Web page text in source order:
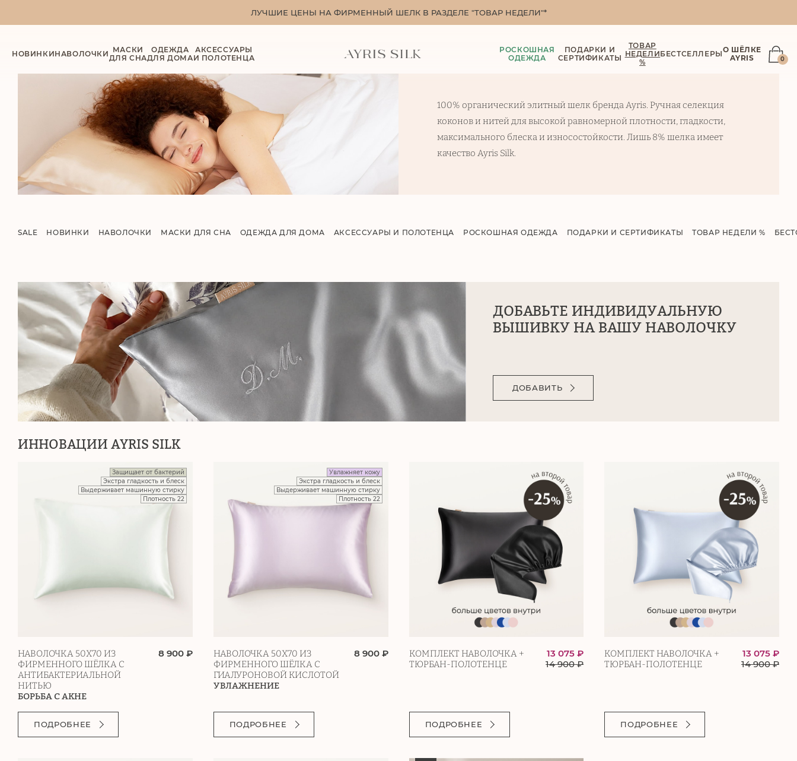
ЛУЧШИЕ ЦЕНЫ НА ФИРМЕННЫЙ ШЕЛК В РАЗДЕЛЕ "ТОВАР НЕДЕЛИ"*
НОВИНКИНАВОЛОЧКИ МАСКИ
ДЛЯ СНА
ОДЕЖДА
ДЛЯ ДОМА
АКСЕССУАРЫ
И ПОЛОТЕНЦА
РОСКОШНАЯ
ОДЕЖДА
ПОДАРКИ И
СЕРТИФИКАТЫ
ТОВАР
НЕДЕЛИ
%
БЕСТСЕЛЛЕРЫО ШЁЛКЕ
AYRIS
0
100% органический элитный шелк бренда Ayris. Ручная селекция
коконов и нитей для высокой равномерной плотности, гладкости,
максимального блеска и износостойкости. Лишь 8% шелка имеет
качество Ayris Silk.
SALE НОВИНКИ НАВОЛОЧКИ МАСКИ ДЛЯ СНА ОДЕЖДА ДЛЯ ДОМА АКСЕССУАРЫ И ПОЛОТЕНЦА РОСКОШНАЯ ОДЕЖДА ПОДАРКИ И СЕРТИФИКАТЫ ТОВАР НЕДЕЛИ %
ДОБАВЬТЕ ИНДИВИДУАЛЬНУЮ
ВЫШИВКУ НА ВАШУ НАВОЛОЧКУ
ДОБАВИТЬ
ИННОВАЦИИ AYRIS SILK
Защищает от бактерий
Экстра гладкость и блеск
Выдерживает машинную стирку
Плотность 22
НАВОЛОЧКА 50Х70 ИЗ
ФИРМЕННОГО ШЁЛКА С
АНТИБАКТЕРИАЛЬНОЙ
НИТЬЮ
БОРЬБА С АКНЕ
8 900 ₽
ПОДРОБНЕЕ
Увлажняет кожу
Экстра гладкость и блеск
Выдерживает машинную стирку
Плотность 22
НАВОЛОЧКА 50Х70 ИЗ
ФИРМЕННОГО ШЁЛКА С
ГИАЛУРОНОВОЙ КИСЛОТОЙ
УВЛАЖНЕНИЕ
8 900 ₽
ПОДРОБНЕЕ
КОМПЛЕКТ НАВОЛОЧКА +
ТЮРБАН-ПОЛОТЕНЦЕ
13 075 ₽
14 900₽
ПОДРОБНЕЕ
КОМПЛЕКТ НАВОЛОЧКА +
ТЮРБАН-ПОЛОТЕНЦЕ
13 075 ₽
14 900₽
ПОДРОБНЕЕ